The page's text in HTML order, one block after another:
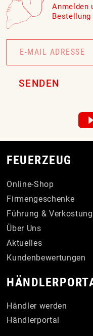
Anmelden
Bestellung
Newsletter
Signup
SENDEN
FEUERZEUG
Online-Shop
Firmengeschenke
Führung & Verkostung
Über Uns
Aktuelles
Kundenbewertungen
Händler werden
Händlerportal